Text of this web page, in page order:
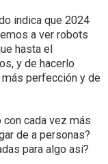
indica que 2024
a ver robots
hasta el
y de hacerlo
perfección y de
con cada vez más
de a personas?
para algo así?